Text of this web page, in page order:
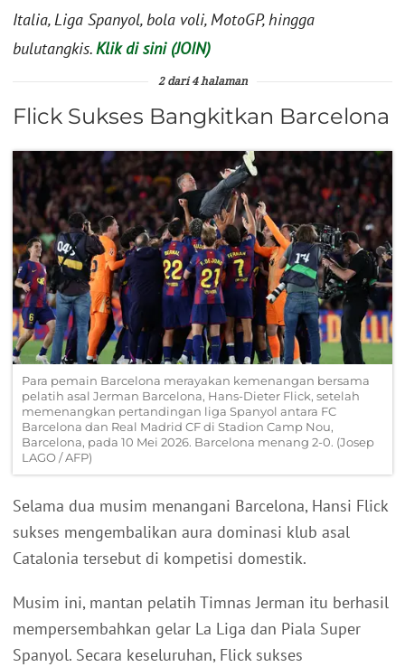
Italia, Liga Spanyol, bola voli, MotoGP, hingga
bulutangkis.Klik di sini (JOIN)
2 dari 4 halaman
Flick Sukses Bangkitkan Barcelona
Para pemain Barcelona merayakan kemenangan bersama
pelatih asal Jerman Barcelona, Hans-Dieter Flick, setelah
memenangkan pertandingan liga Spanyol antara FC
Barcelona dan Real Madrid CF di Stadion Camp Nou,
Barcelona, pada 10 Mei 2026. Barcelona menang 2-0. (Josep
LAGO / AFP)
Selama dua musim menangani Barcelona, Hansi Flick
sukses mengembalikan aura dominasi klub asal
Catalonia tersebut di kompetisi domestik.
Musim ini, mantan pelatih Timnas Jerman itu berhasil
mempersembahkan gelar La Liga dan Piala Super
Spanyol. Secara keseluruhan, Flick sukses